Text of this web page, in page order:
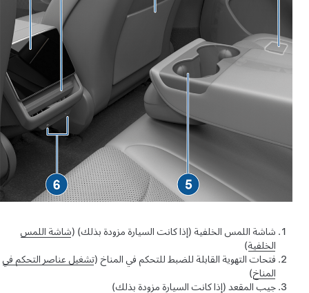
شاشة اللمس الخلفية(إذا كانت السيارة مزودة بذلك)(شاشة اللمس
الخلفية)
فتحات التهوية القابلة للضبط للتحكم في المناخ (تشغيل عناصر التحكم في
المناخ)
جيب المقعد(إذا كانت السيارة مزودة بذلك)